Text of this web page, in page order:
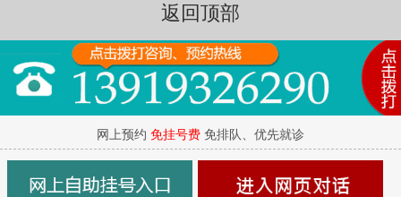
返回顶部
网上预约 免挂号费 免排队、优先就诊